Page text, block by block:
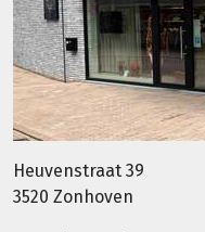
Heuvenstraat 39
3520 Zonhoven